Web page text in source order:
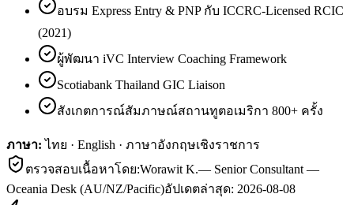
อบรม Express Entry & PNP กับ ICCRC-Licensed RCIC
(2021)
ผู้พัฒนา iVC Interview Coaching Framework
Scotiabank Thailand GIC Liaison
สังเกตการณ์สัมภาษณ์สถานทูตอเมริกา 800+ ครั้ง
ภาษา: ไทย · English · ภาษาอังกฤษเชิงราชการ
ตรวจสอบเนื้อหาโดย:Worawit K.— Senior Consultant —
Oceania Desk (AU/NZ/Pacific)อัปเดตล่าสุด: 2026-08-08